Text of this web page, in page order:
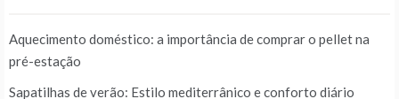
Aquecimento doméstico: a importância de comprar o pellet na
pré-estação
Sapatilhas de verão: Estilo mediterrânico e conforto diário